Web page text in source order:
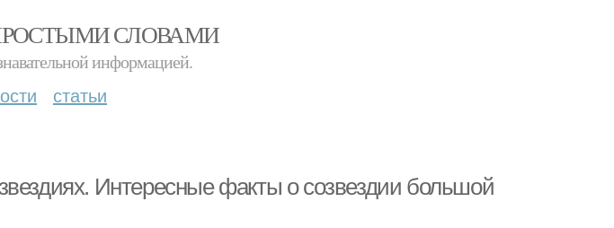
СЛОВАМИ
информацией.
статьи
Интересные факты о созвездии большой